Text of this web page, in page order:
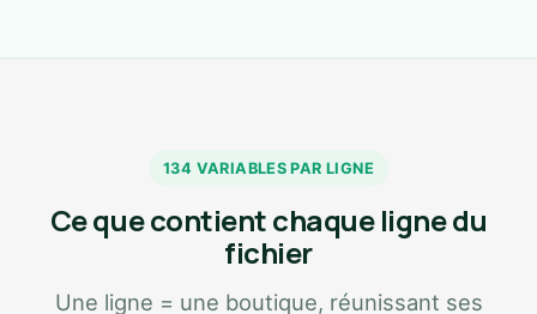
134 VARIABLES PAR LIGNE
Ce que contient chaque ligne du
fichier
Une ligne = une boutique, réunissant ses